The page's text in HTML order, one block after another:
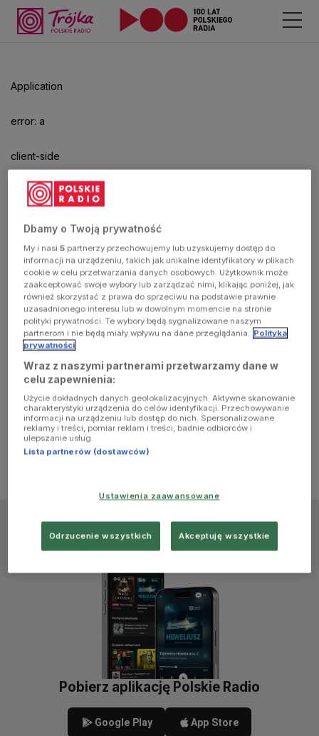
Application
error: a
client-side
exception
has
occurred
(see the
browser
console for
more
information)
Pobierz aplikację Polskie Radio
Google Play App Store
Dbamy o Twoją prywatność
My i nasi5 partnerzy przechowujemy lub uzyskujemy dostęp do
informacji na urządzeniu, takich jak unikalne identyfikatory w plikach
cookie w celu przetwarzania danych osobowych. Użytkownik może
zaakceptować swoje wybory lub zarządzać nimi, klikając poniżej, jak
również skorzystać z prawa do sprzeciwu na podstawie prawnie
uzasadnionego interesu lub w dowolnym momencie na stronie
polityki prywatności. Te wybory będą sygnalizowane naszym
partnerom i nie będą miały wpływu na dane przeglądania. Polityka
prywatności
Wraz z naszymi partnerami przetwarzamy dane w
celu zapewnienia:
Użycie dokładnych danych geolokalizacyjnych. Aktywne skanowanie
charakterystyki urządzenia do celów identyfikacji. Przechowywanie
informacji na urządzeniu lub dostęp do nich. Spersonalizowane
reklamy i treści, pomiar reklam i treści, badnie odbiorców i
ulepszanie usług.
Lista partnerów (dostawców)
Ustawienia zaawansowane
Odrzucenie wszystkich Akceptuję wszystkie